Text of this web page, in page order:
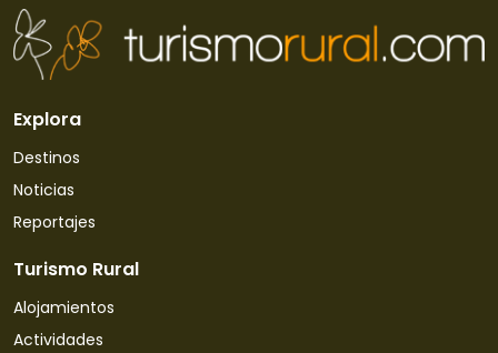
Explora
Destinos
Noticias
Reportajes
Turismo Rural
Alojamientos
Actividades